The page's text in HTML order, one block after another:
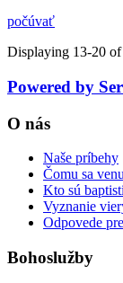
počúvať
Displaying 13-20
Powered by
O nás
Naše príbehy
Čomu sa
Kto sú baptisti
Vyznanie
Odpovede
Bohoslužby